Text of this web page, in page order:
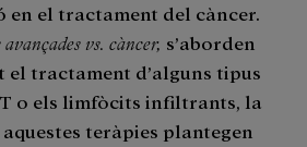
el tractament del càncer.
avançades vs. càncer, s’aborden
tractament d’alguns tipus
T o els limfòcits infiltrants, la
teràpies plantegen